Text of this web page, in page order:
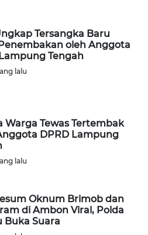
Tersangka Baru
oleh Anggota
Tengah
lalu
Warga Tewas Tertembak
DPRD Lampung
lalu
Oknum Brimob dan
di Ambon Viral, Polda
Buka Suara